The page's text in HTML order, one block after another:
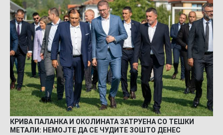
КРИВА ПАЛАНКА И ОКОЛИНАТА ЗАТРУЕНА СО ТЕШКИ
МЕТАЛИ: НЕМОЈТЕ ДА СЕ ЧУДИТЕ ЗОШТО ДЕНЕС